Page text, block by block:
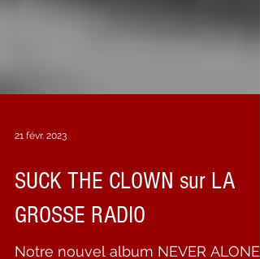
SUCK THE CLOWN sur LA
GROSSE RADIO